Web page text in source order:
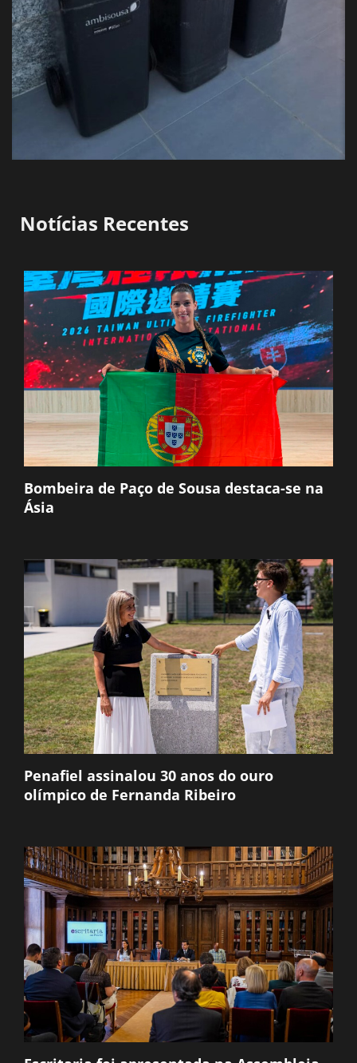
Notícias Recentes
Bombeira de Paço de Sousa destaca-se na
Ásia
Penafiel assinalou 30 anos do ouro
olímpico de Fernanda Ribeiro